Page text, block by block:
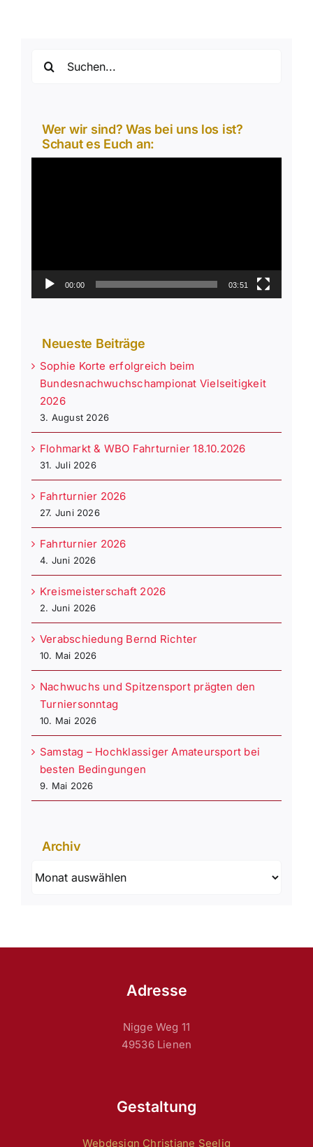
nach:
Wer wir sind? Was bei uns los ist?
Schaut es Euch an:
00:00 03:51
Neueste Beiträge
Sophie Korte erfolgreich beim
Bundesnachwuchschampionat Vielseitigkeit
2026
3. August 2026
Flohmarkt & WBO Fahrturnier 18.10.2026
31. Juli 2026
Fahrturnier 2026
27. Juni 2026
Fahrturnier 2026
4. Juni 2026
Kreismeisterschaft 2026
2. Juni 2026
Verabschiedung Bernd Richter
10. Mai 2026
Nachwuchs und Spitzensport prägten den
Turniersonntag
10. Mai 2026
Samstag – Hochklassiger Amateursport bei
besten Bedingungen
9. Mai 2026
Archiv
Adresse
Nigge Weg 11
49536 Lienen
Gestaltung
Webdesign Christiane Seelig